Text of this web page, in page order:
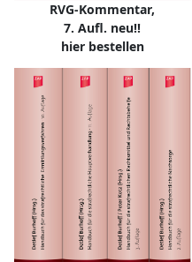
RVG-Kommentar,
7. Aufl. neu!!
hier bestellen